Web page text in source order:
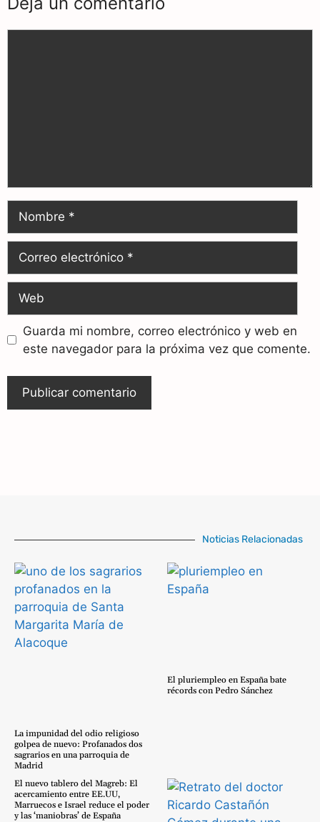
Guarda mi nombre, correo electrónico y web en
este navegador para la próxima vez que comente.
Noticias Relacionadas
La impunidad del odio religioso
golpea de nuevo: Profanados dos
sagrarios en una parroquia de
Madrid
El pluriempleo en España bate
récords con Pedro Sánchez
El nuevo tablero del Magreb: El
acercamiento entre EE.UU,
Marruecos e Israel reduce el poder
y las ‘maniobras’ de España